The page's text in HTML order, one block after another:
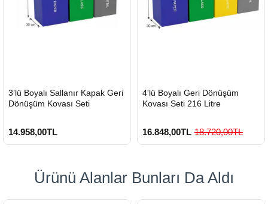
HIZLI
GÖNDERİ
3’lü Boyalı Sallanır Kapak Geri
Dönüşüm Kovası Seti
14.958,00TL
HIZLI
GÖNDERİ
4'lü Boyalı Geri Dönüşüm
Kovası Seti 216 Litre
16.848,00TL 18.720,00TL
Ürünü Alanlar Bunları Da Aldı